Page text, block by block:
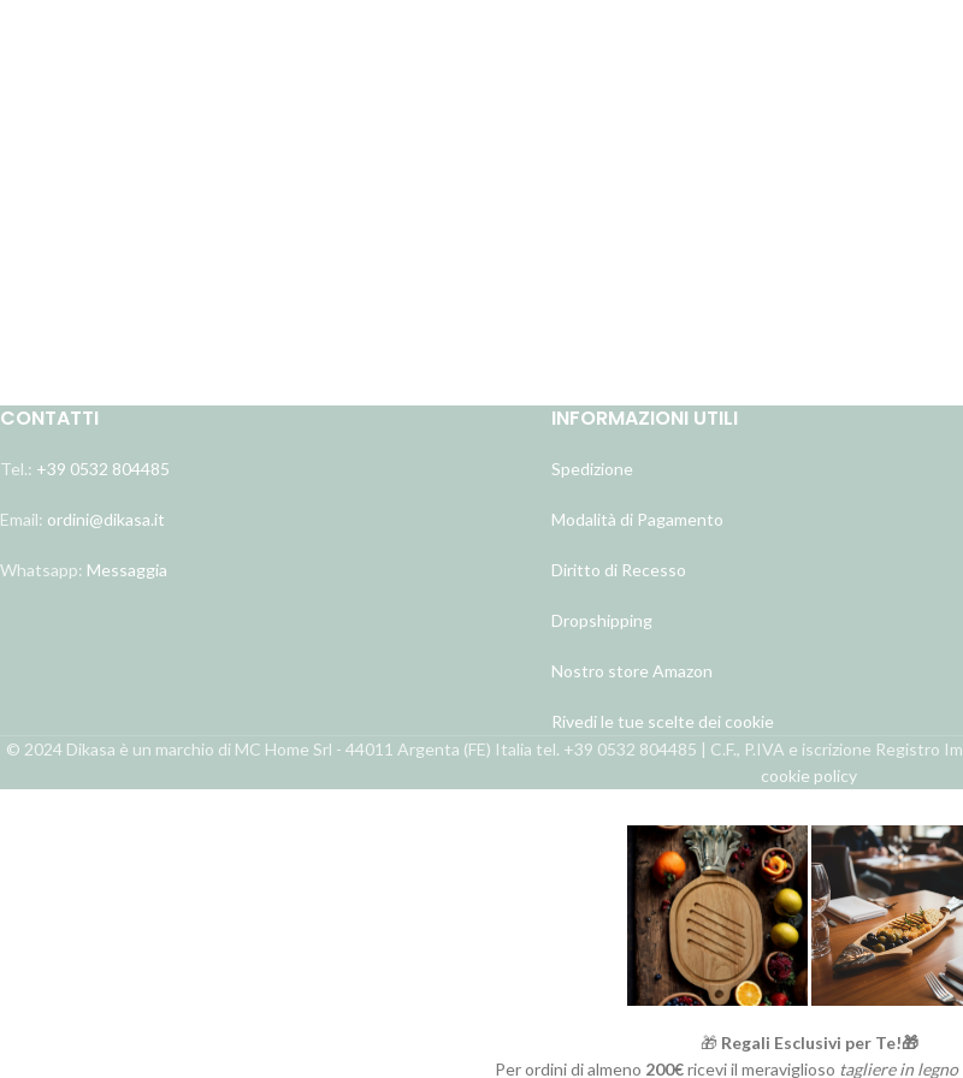
CONTATTI
Tel.: +39 0532 804485
Email: ordini@dikasa.it
Whatsapp: Messaggia
INFORMAZIONI UTILI
Spedizione
Modalità di Pagamento
Diritto di Recesso
Dropshipping
Nostro store Amazon
Rivedi le tue scelte dei cookie
© 2024 Dikasa è un marchio di MC Home Srl - 44011 Argenta (FE) Italia tel. +39 0532 804485 | C.F., P.IVA e iscrizione Registro
cookie policy
🎁 Regali Esclusivi per Te!🎁
Per ordini di almeno 200€ricevi il meraviglioso tagliere in